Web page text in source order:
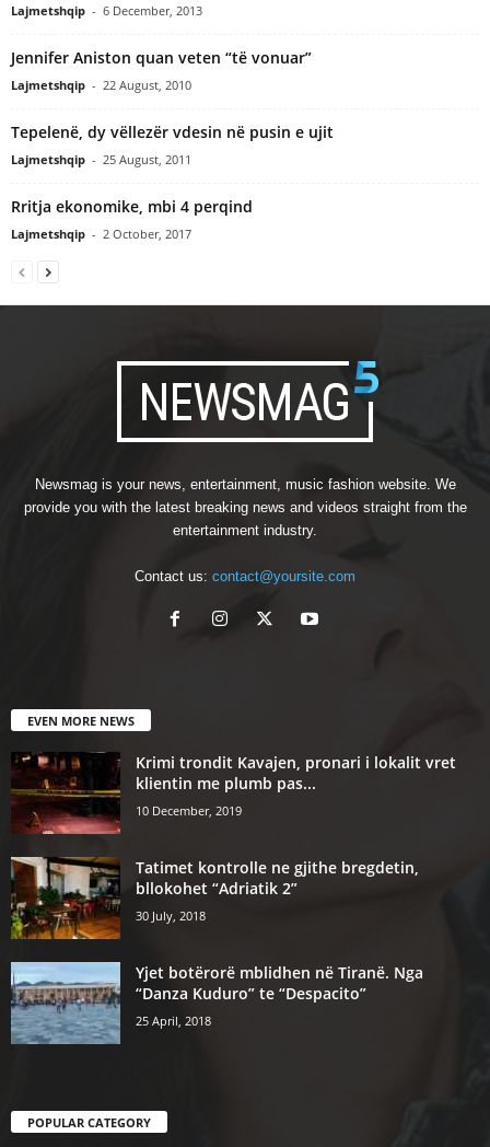
Lajmetshqip - 6 December, 2013
Jennifer Aniston quan veten “të vonuar”
Lajmetshqip - 22 August, 2010
Tepelenë, dy vëllezër vdesin në pusin e ujit
Lajmetshqip - 25 August, 2011
Rritja ekonomike, mbi 4 perqind
Lajmetshqip - 2 October, 2017
Newsmag is your news, entertainment, music fashion website. We
provide you with the latest breaking news and videos straight from the
entertainment industry.
Contact us: contact@yoursite.com
EVEN MORE NEWS
Krimi trondit Kavajen, pronari i lokalit vret
klientin me plumb pas...
10 December, 2019
Tatimet kontrolle ne gjithe bregdetin,
bllokohet “Adriatik 2”
30 July, 2018
Yjet botërorë mblidhen në Tiranë. Nga
“Danza Kuduro” te “Despacito”
25 April, 2018
POPULAR CATEGORY